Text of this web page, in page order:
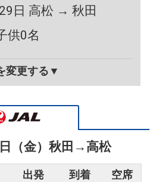
日 高松 → 秋田
供0名
変更する▼
（金） 秋田 → 高松
出発 到着 空席